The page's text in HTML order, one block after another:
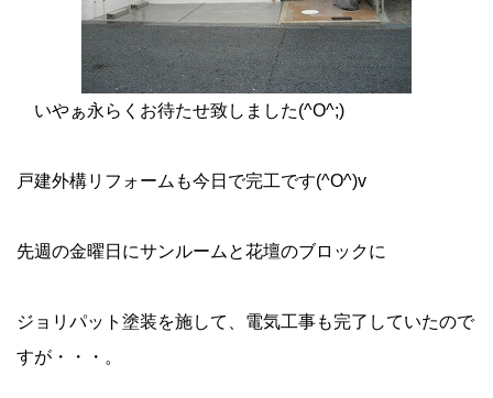
いやぁ永らくお待たせ致しました(^O^;)
戸建外構リフォームも今日で完工です(^O^)v
先週の金曜日にサンルームと花壇のブロックに
ジョリパット塗装を施して、電気工事も完了していたので
すが・・・。